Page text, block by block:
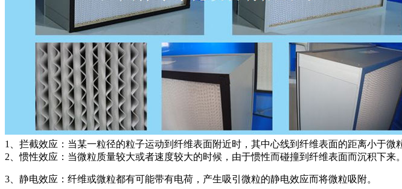
1、拦截效应：当某一粒径的粒子运动到纤维表面附近时，其中心线到纤维表面的距离小于微
2、惯性效应：当微粒质量较大或者速度较大的时候，由于惯性而碰撞到纤维表面而沉积下来。
3、静电效应：纤维或微粒都有可能带有电荷，产生吸引微粒的静电效应而将微粒吸附。